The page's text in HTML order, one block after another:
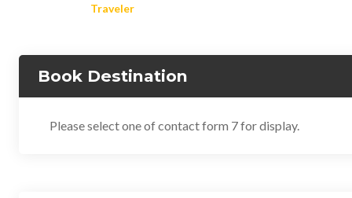
Traveler
Book Destination
Please select one of contact form 7 for display.